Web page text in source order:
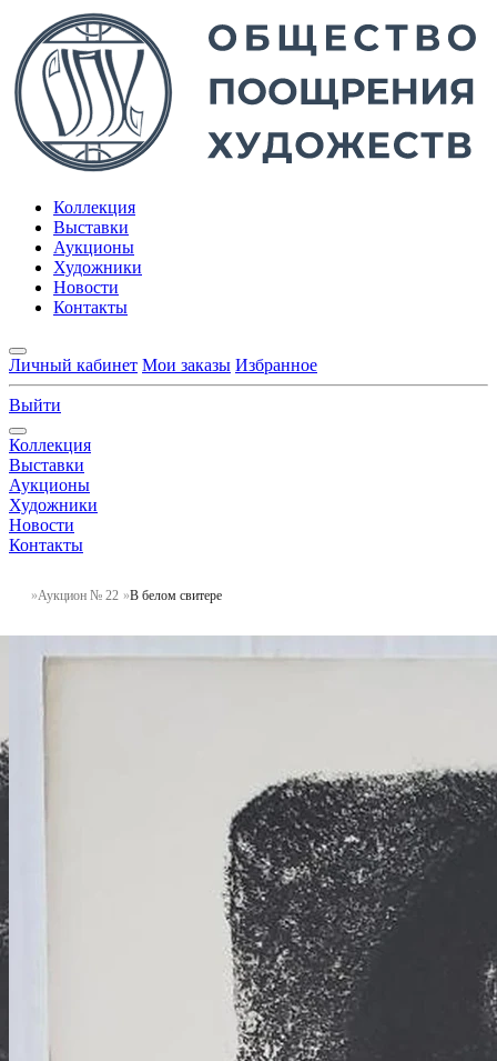
Коллекция
Выставки
Аукционы
Художники
Новости
Контакты
Личный кабинет Мои заказы Избранное
Выйти
Коллекция
Выставки
Аукционы
Художники
Новости
Контакты
Аукцион № 22 В белом свитере